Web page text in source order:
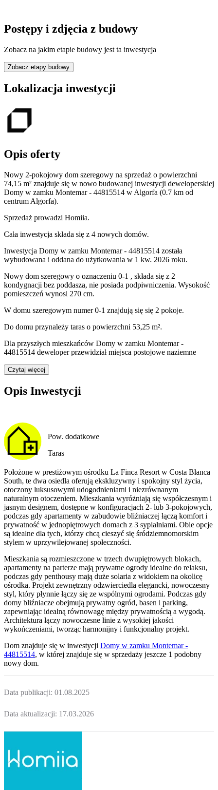
Postępy i zdjęcia z budowy
Zobacz na jakim etapie budowy jest ta inwestycja
Zobacz etapy budowy
Lokalizacja inwestycji
Opis oferty
Nowy 2-pokojowy dom szeregowy na sprzedaż o powierzchni
74,15 m² znajduje się w nowo budowanej inwestycji deweloperskiej
Domy w zamku Montemar - 44815514 w Algorfa (0.7 km od
centrum Algorfa).
Sprzedaż prowadzi Homiia.
Cała inwestycja składa się z 4 nowych domów.
Inwestycja Domy w zamku Montemar - 44815514 została
wybudowana i oddana do użytkowania w 1 kw. 2026 roku.
Nowy dom szeregowy o oznaczeniu 0-1 , składa się z 2
kondygnacji bez poddasza, nie posiada podpiwniczenia. Wysokość
pomieszczeń wynosi 270 cm.
W domu szeregowym numer0-1 znajdują się się 2 pokoje.
Do domu przynależy taras o powierzchni 53,25 m².
Dla przyszłych mieszkańców Domy w zamku Montemar -
44815514 deweloper przewidziałmiejsca postojowe naziemne
Czytaj więcej
Opis Inwestycji
Pow. dodatkowe
Taras
Położone w prestiżowym ośrodku La Finca Resort w Costa Blanca
South, te dwa osiedla oferują ekskluzywny i spokojny styl życia,
otoczony luksusowymi udogodnieniami i niezrównanym
naturalnym otoczeniem. Mieszkania wyróżniają się współczesnym i
jasnym designem, dostępne w konfiguracjach 2- lub 3-pokojowych,
podczas gdy apartamenty w zabudowie bliźniaczej łączą komfort i
prywatność w jednopiętrowych domach z 3 sypialniami. Obie opcje
są idealne dla tych, którzy chcą cieszyć się śródziemnomorskim
stylem w uprzywilejowanej społeczności.
Mieszkania są rozmieszczone w trzech dwupiętrowych blokach,
apartamenty na parterze mają prywatne ogrody idealne do relaksu,
podczas gdy penthousy mają duże solaria z widokiem na okolicę
ośrodka. Projekt zewnętrzny odzwierciedla elegancki, nowoczesny
styl, który płynnie łączy się ze wspólnymi ogrodami. Podczas gdy
domy bliźniacze obejmują prywatny ogród, basen i parking,
zapewniając idealną równowagę między prywatnością a wygodą.
Architektura łączy nowoczesne linie z wysokiej jakości
wykończeniami, tworząc harmonijny i funkcjonalny projekt.
Dom znajduje się w inwestycji Domy w zamku Montemar -
44815514, w której znajduje się w sprzedaży jeszcze 1 podobny
nowy dom.
Data publikacji: 01.08.2025
Data aktualizacji: 17.03.2026